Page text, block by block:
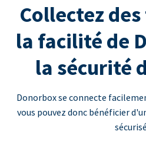
Collectez
la facilité de
la sécurité
Donorbox se connecte
vous pouvez donc bénéficier